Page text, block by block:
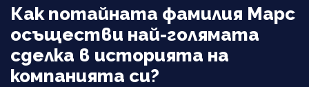
Как потайната фамилия Марс
осъществи най-голямата
сделка в историята на
компанията си?